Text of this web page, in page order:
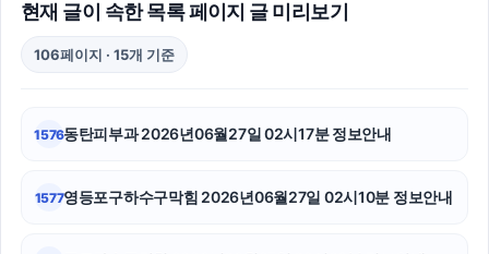
협의이혼
강남이혼전문변호사
현재 글이 속한 목록 페이지 글 미리보기
106페이지 · 15개 기준
1576동탄피부과 2026년06월27일 02시17분 정보안내
1577영등포구하수구막힘 2026년06월27일 02시10분 정보안내